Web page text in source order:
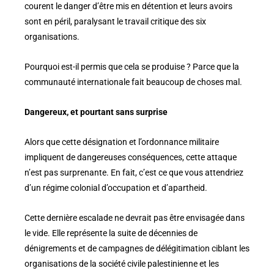
courent le danger d’être mis en détention et leurs avoirs
sont en péril, paralysant le travail critique des six
organisations.
Pourquoi est-il permis que cela se produise ? Parce que la
communauté internationale fait beaucoup de choses mal.
Dangereux, et pourtant sans surprise
Alors que cette désignation et l’ordonnance militaire
impliquent de dangereuses conséquences, cette attaque
n’est pas surprenante. En fait, c’est ce que vous attendriez
d’un régime colonial d’occupation et d’apartheid.
Cette dernière escalade ne devrait pas être envisagée dans
le vide. Elle représente la suite de décennies de
dénigrements et de campagnes de délégitimation ciblant les
organisations de la société civile palestinienne et les